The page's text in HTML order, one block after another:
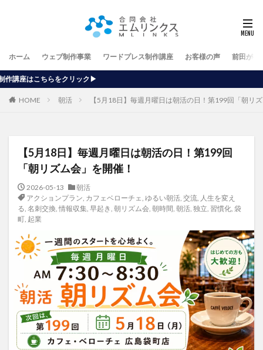
ホーム ウェブ制作事業 ワードプレス制作講座 お客様の声 前田が行
▶
HOME 朝活 【5月18日】毎週月曜日は朝活の日！第199回「朝リ
【5月18日】毎週月曜日は朝活の日！第199回
「朝リズム会」を開催！
2026-05-13
朝活
アクションプラン, カフェベローチェ, ゆるい朝活, 交流, 人生を変え
る, 名刺交換, 情報収集, 早起き, 朝リズム会, 朝時間, 朝活, 独立, 習慣化, 袋
町, 起業